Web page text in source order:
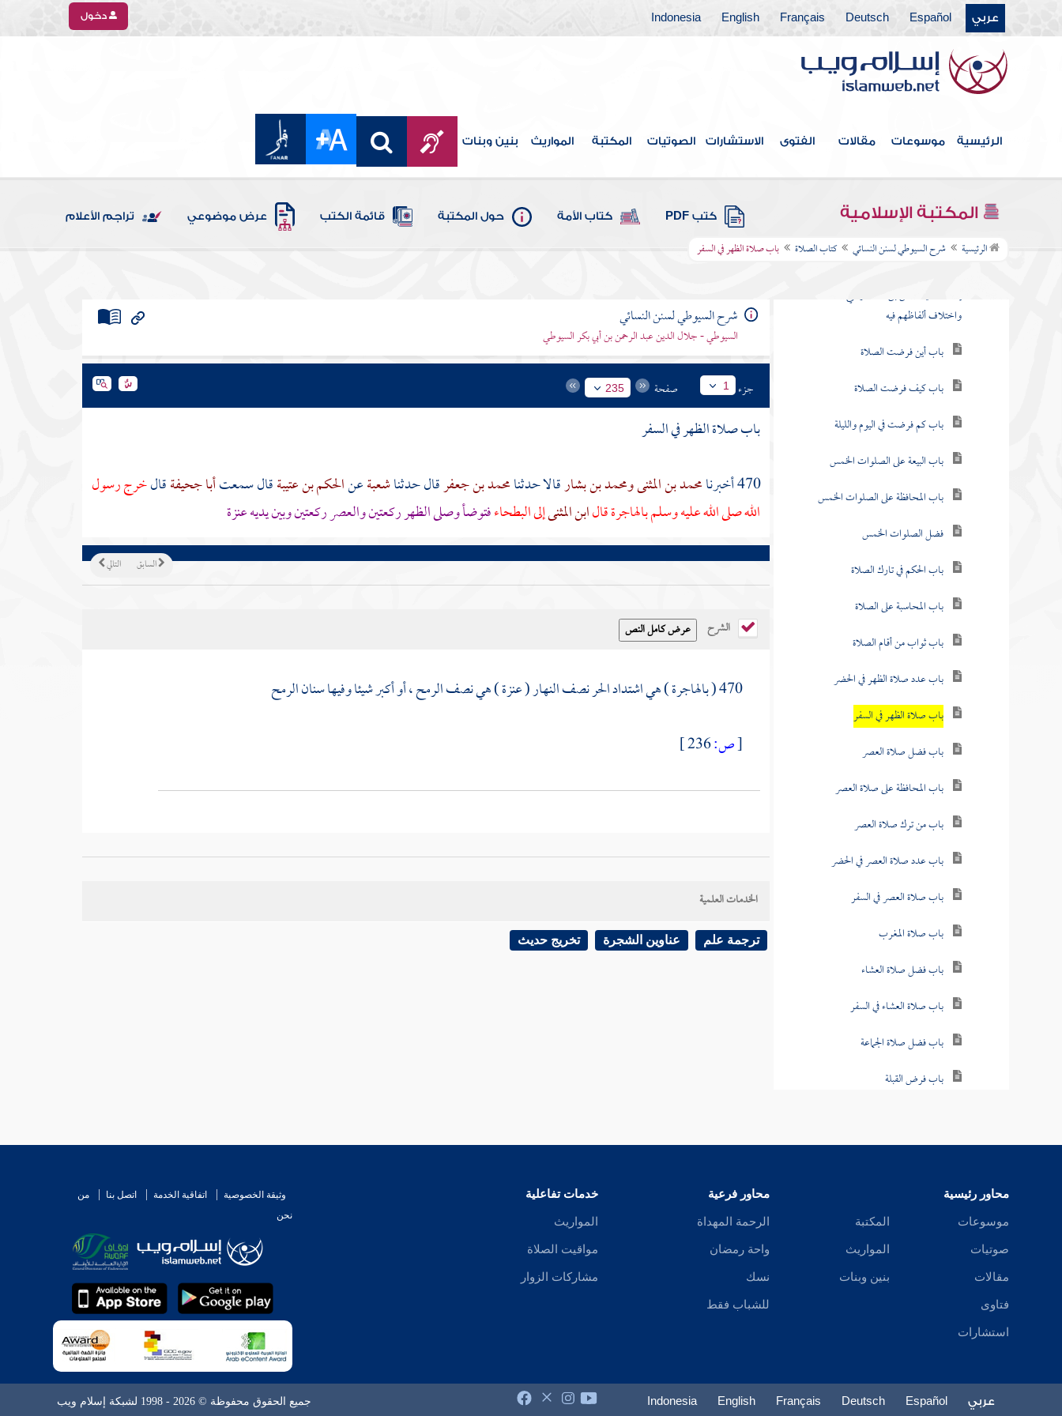
عربي Español
Deutsch
Français
English
Indonesia دخول
الرئيسية موسوعات مقالات الفتوى الاستشارات الصوتيات المكتبة المواريث بنين وبنات
المكتبة الإسلامية كتب PDF كتاب الأمة حول المكتبة قائمة الكتب عرض موضوعي تراجم الأعلام
الرئيسية شرح السيوطي لسنن النسائي كتاب الصلاة باب صلاة الظهر في السفر
فهرس الكتاب
كتاب الطهارة
كتاب المياه
كتاب الحيض والاستحاضة
كتاب الغسل والتيمم
كتاب الصلاة
إسناد حديث أنس بن مالك رضي الله عنه
واختلاف ألفاظهم فيه
باب أين فرضت الصلاة
باب كيف فرضت الصلاة
باب كم فرضت في اليوم والليلة
باب البيعة على الصلوات الخمس
باب المحافظة على الصلوات الخمس
فضل الصلوات الخمس
باب الحكم في تارك الصلاة
باب المحاسبة على الصلاة
باب ثواب من أقام الصلاة
باب عدد صلاة الظهر في الحضر
باب صلاة الظهر في السفر
باب فضل صلاة العصر
باب المحافظة على صلاة العصر
باب من ترك صلاة العصر
باب عدد صلاة العصر في الحضر
باب صلاة العصر في السفر
باب صلاة المغرب
باب فضل صلاة العشاء
باب صلاة العشاء في السفر
باب فضل صلاة الجماعة
باب فرض القبلة
باب استبانة الخطإ بعد الاجتهاد
كتاب المواقيت
كتاب الأذان
كتاب الإمامة
كتاب الافتتاح
شرح السيوطي لسنن النسائي
السيوطي - جلال الدين عبد الرحمن بن أبي بكر السيوطي
جزء 1 صفحة 235
باب صلاة الظهر في السفر
470 أخبرنا
محمد بن المثنىومحمد بن بشارقالا حدثنامحمد بن جعفرقال حدثناشعبةعنالحكم بن عتيبةقال سمعتأبا جحيفةقالخرج رسول
الله صلى الله عليه وسلم بالهاجرة قالابن المثنىإلىالبطحاءفتوضأ وصلى الظهر ركعتين والعصر ركعتين وبين يديه عنزة
التالي السابق
الشرح
470 ( بالهاجرة ) هي اشتداد الحر نصف النهار ( عنزة ) هي نصف الرمح ، أو أكبر شيئا وفيها سنان الرمح
[ص:
الخدمات العلمية
ترجمة علم عناوين الشجرة تخريج حديث
محاور رئيسية
موسوعات
صوتيات
مقالات
فتاوى
استشارات
المكتبة
المواريث
بنين وبنات
محاور فرعية
الرحمة المهداة
واحة رمضان
نسك
للشباب فقط
خدمات تفاعلية
المواريث
مواقيت الصلاة
مشاركات الزوار
وثيقة الخصوصية اتفاقية الخدمة اتصل بنا
من
نحن
عربي Español
Deutsch
Français
English
Indonesia جميع الحقوق محفوظة © 2026 - 1998 لشبكة إسلام ويب